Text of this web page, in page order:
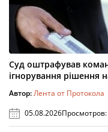
Суд оштрафував
ігнорування рішення
Автор:Лента от Протокола
05.08.2026Просмотров: